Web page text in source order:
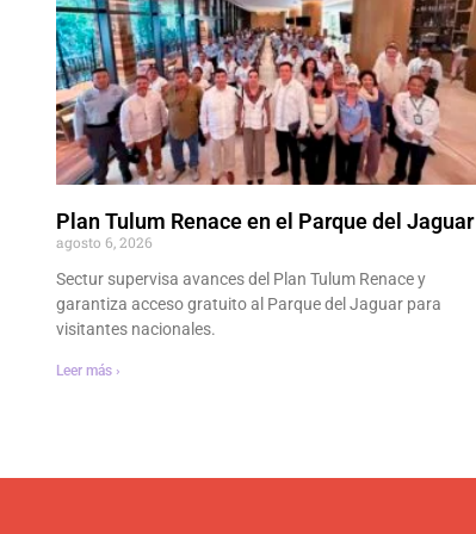
Plan Tulum Renace en el Parque del Jaguar
agosto 6, 2026
Sectur supervisa avances del Plan Tulum Renace y
garantiza acceso gratuito al Parque del Jaguar para
visitantes nacionales.
Leer más ›